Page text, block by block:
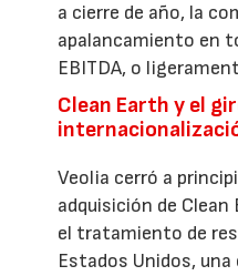
a cierre de año, la
apalancamiento en
EBITDA, o
Clean Earth y el
Veolia cerró a
adquisición de
el tratamiento de
Estados Unidos,